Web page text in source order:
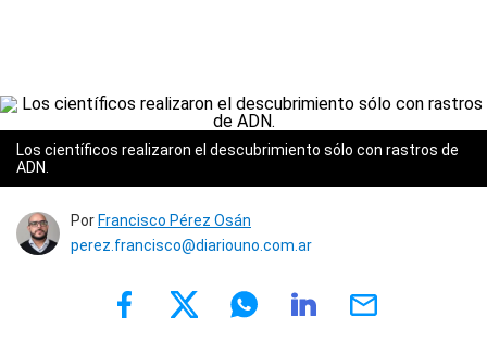
Los científicos realizaron el descubrimiento sólo con rastros de
ADN.
Por Francisco Pérez Osán
perez.francisco@diariouno.com.ar